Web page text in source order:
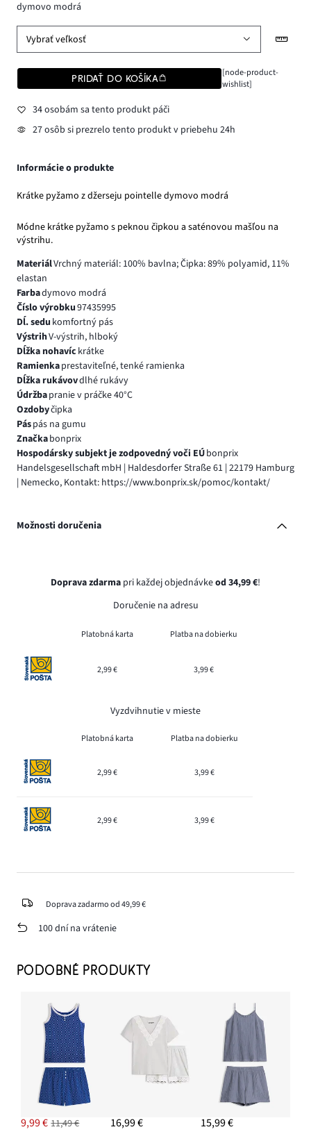
dymovo modrá
Vybrať veľkosť
PRIDAŤ DO KOŠÍKA
[node-product-
wishlist]
34 osobám sa tento produkt páči
27 osôb si prezrelo tento produkt v priebehu 24h
Informácie o produkte
Krátke pyžamo z džerseju pointelle dymovo modrá
Módne krátke pyžamo s peknou čipkou a saténovou mašľou na
výstrihu.
MateriálVrchný materiál: 100% bavlna; Čipka: 89% polyamid, 11%
elastan
Farbadymovo modrá
Číslo výrobku97435995
Dĺ. sedu komfortný pás
VýstrihV-výstrih, hlboký
Dĺžka nohavíc krátke
Ramienkaprestaviteľné, tenké ramienka
Dĺžka rukávovdlhé rukávy
Údržbapranie v práčke 40°C
Ozdobyčipka
Páspás na gumu
Značkabonprix
Hospodársky subjekt je zodpovedný voči EÚbonprix
Handelsgesellschaft mbH | Haldesdorfer Straße 61 | 22179 Hamburg
| Nemecko, Kontakt: https://www.bonprix.sk/pomoc/kontakt/
Možnosti doručenia
Doprava zdarma pri každej objednávkeod 34,99 €!
Doručenie na adresu
Platobná karta Platba na dobierku
2,99 € 3,99 €
Vyzdvihnutie v mieste
Platobná karta Platba na dobierku
2,99 € 3,99 €
2,99 € 3,99 €
Doprava zadarmo od 49,99 €
100 dní na vrátenie
PODOBNÉ PRODUKTY
9,99 € 11,49 € 16,99 € 15,99 €